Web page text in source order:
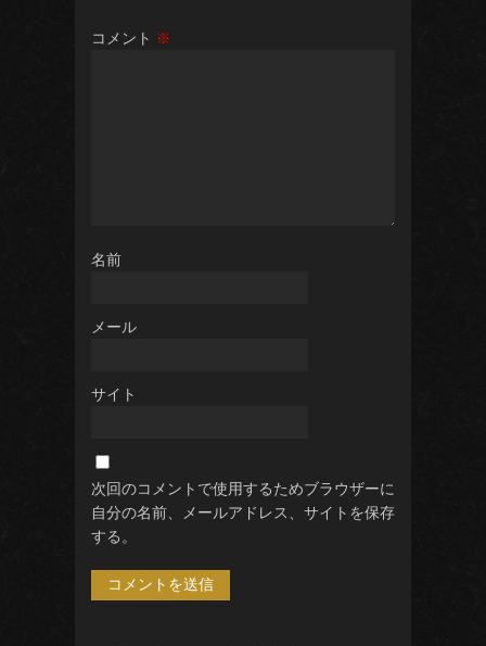
コメント ※
名前
メール
サイト
次回のコメントで使用するためブラウザーに
自分の名前、メールアドレス、サイトを保存
する。